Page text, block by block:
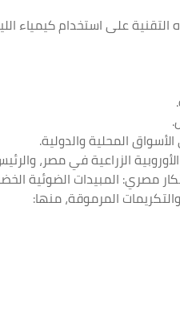
على استخدام كيمياء
الزراعية في مصر،
مصري: المبيدات الضوئية
المرموقة، منها: